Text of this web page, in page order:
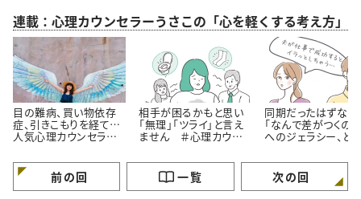
連載：心理カウンセラーうさこの「心を軽くする考え方」
目の難病、買い物依存
症、引きこもりを経て…
人気心理カウンセラー
る」たった一つの方法
相手が困るかもと思い
「無理」「ツライ」と言え
ません ＃心理カウン
する考え方
同期だったはずな
「なんで差がつくの？
へのジェラシー、ど
ラーうさこの心を軽
る考え方
前の回 一覧 次の回